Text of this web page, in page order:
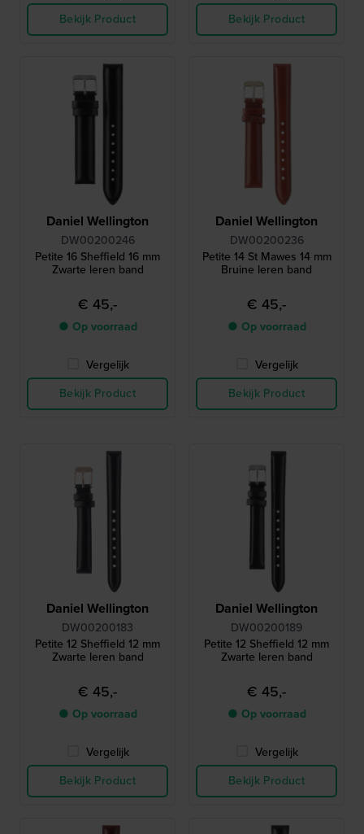
Bekijk Product
Bekijk Product
Daniel Wellington
DW00200246
Petite 16 Sheffield 16 mm
Zwarte leren band
€ 45,-
● Op voorraad
Vergelijk
Bekijk Product
Daniel Wellington
DW00200236
Petite 14 St Mawes 14 mm
Bruine leren band
€ 45,-
● Op voorraad
Vergelijk
Bekijk Product
Daniel Wellington
DW00200183
Petite 12 Sheffield 12 mm
Zwarte leren band
€ 45,-
● Op voorraad
Vergelijk
Bekijk Product
Daniel Wellington
DW00200189
Petite 12 Sheffield 12 mm
Zwarte leren band
€ 45,-
● Op voorraad
Vergelijk
Bekijk Product